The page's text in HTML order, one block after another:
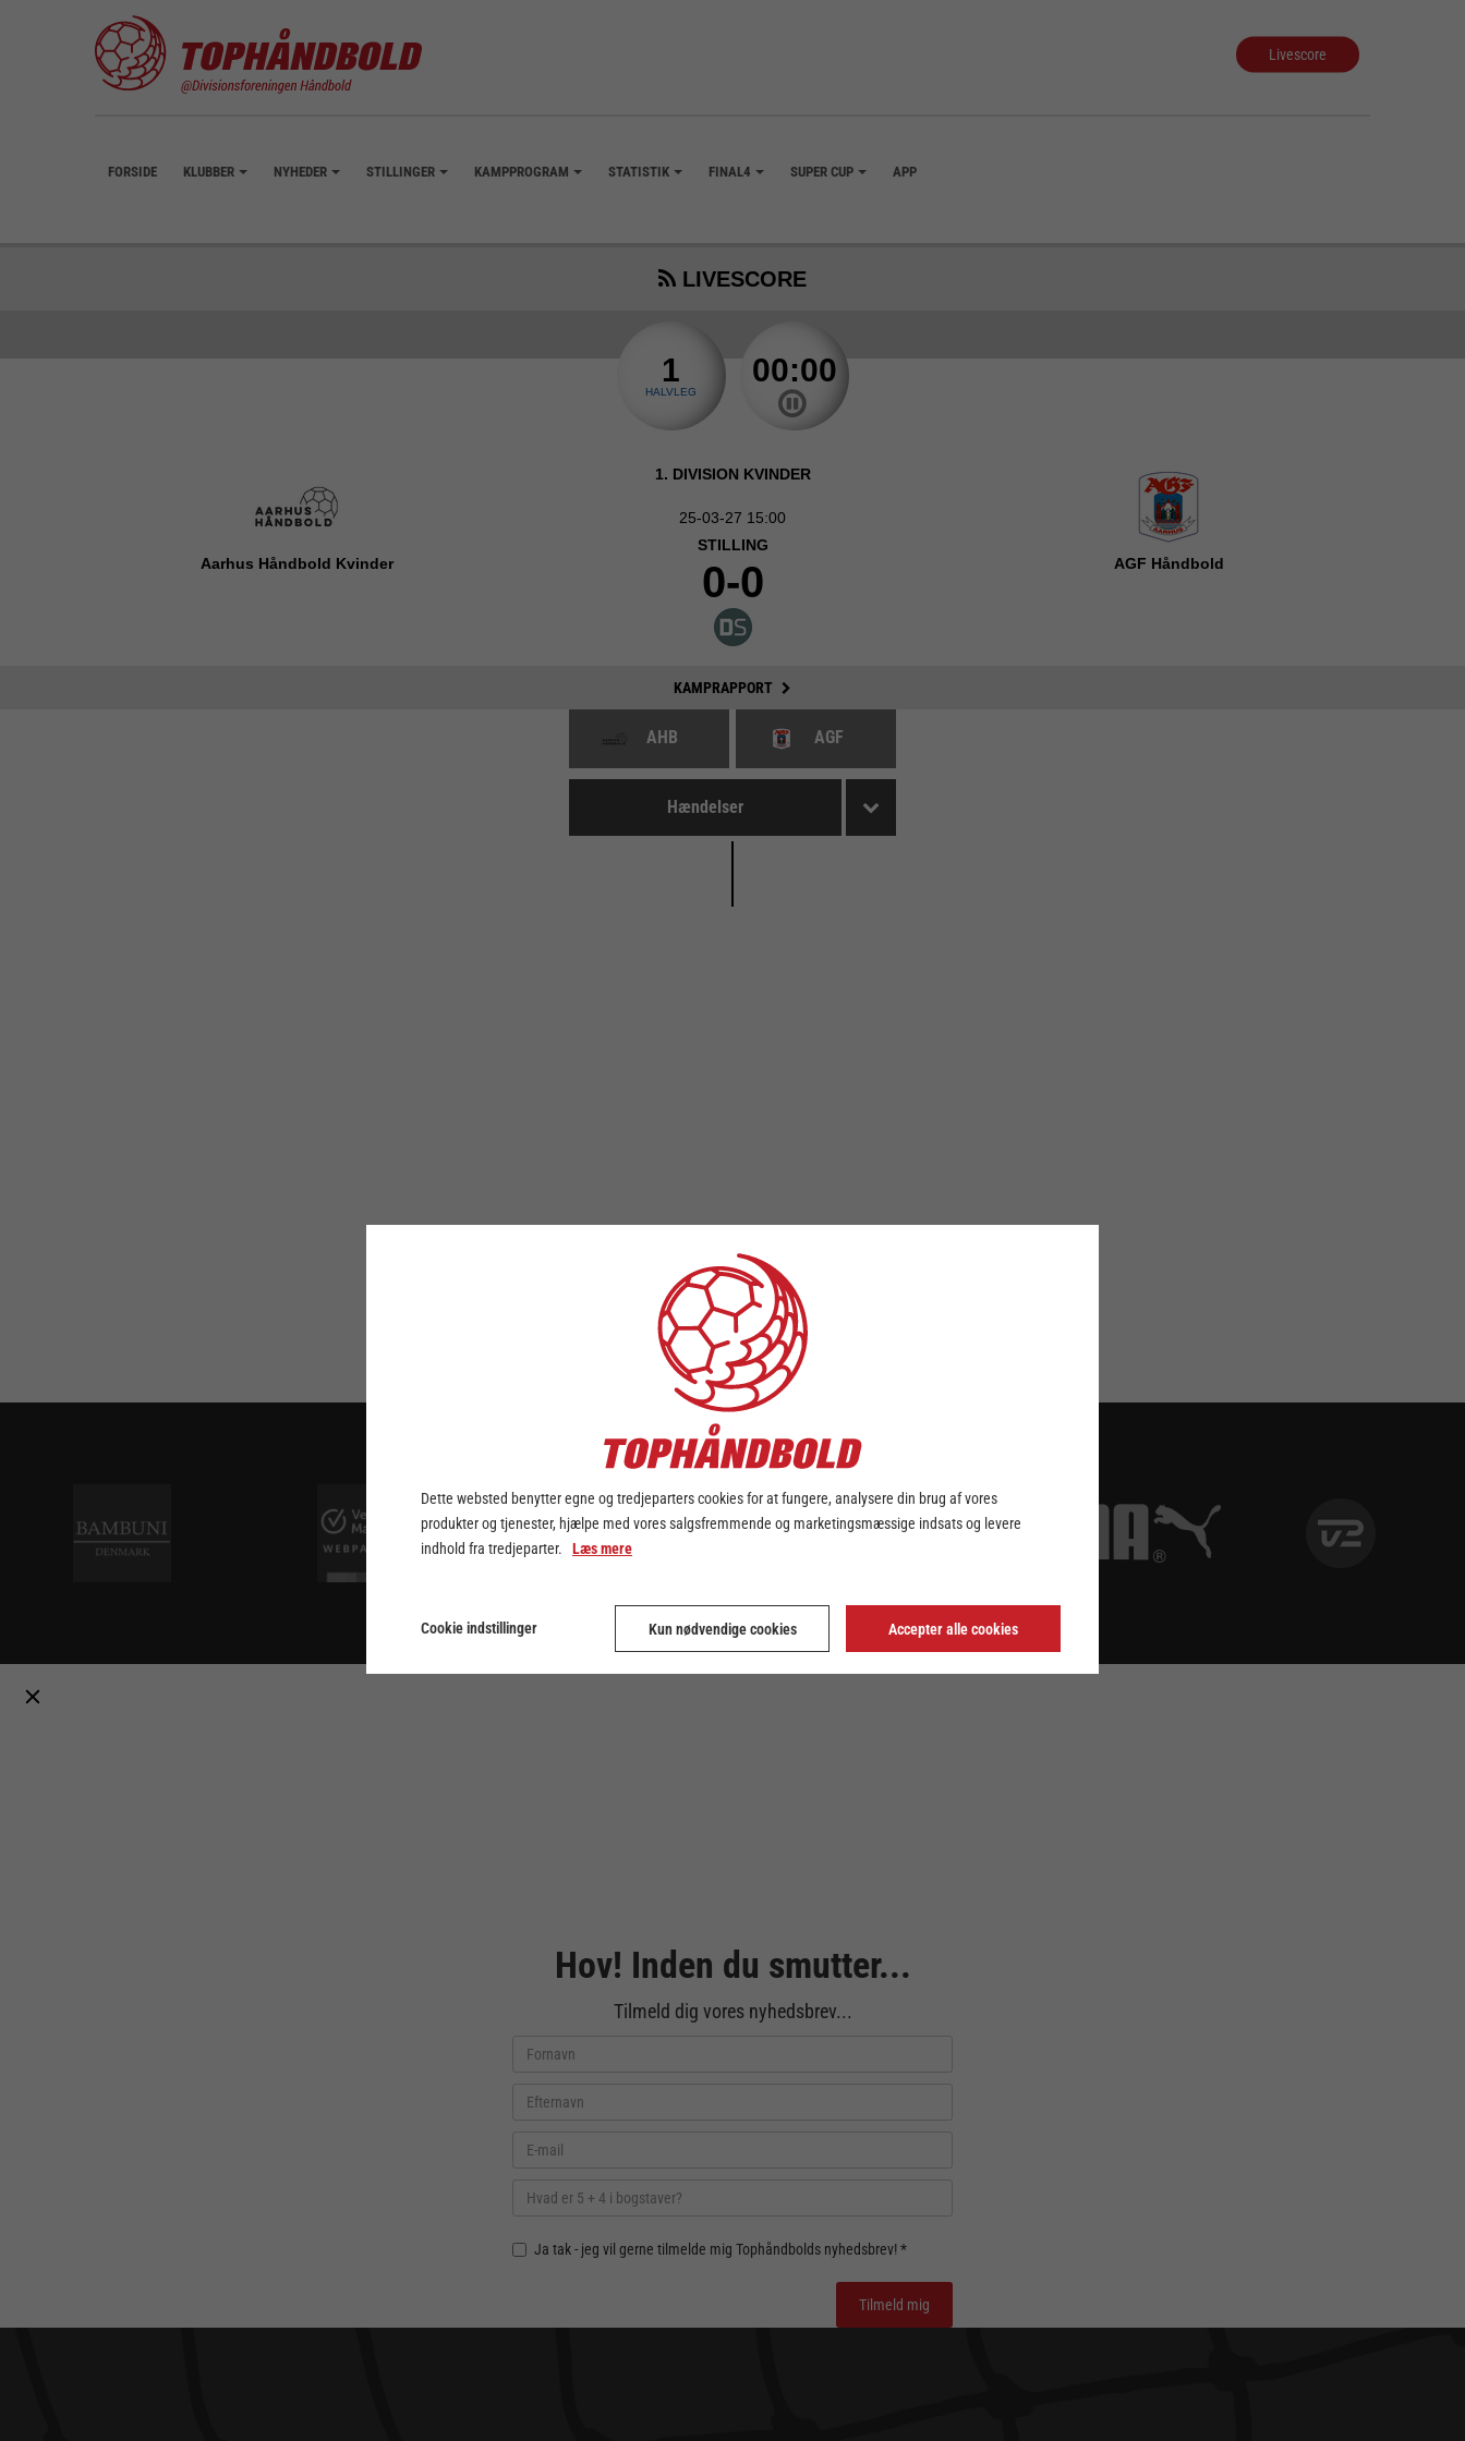
Livescore
FORSIDE KLUBBER NYHEDER STILLINGER KAMPPROGRAM STATISTIK FINAL4 SUPER CUP APP
LIVESCORE
1
HALVLEG
00:00
Aarhus Håndbold Kvinder
1. DIVISION KVINDER
25-03-27 15:00
STILLING
0-0 AGF Håndbold
KAMPRAPPORT
AHB AGF
Hændelser
Hov! Inden du smutter...
Tilmeld dig vores nyhedsbrev...
Ja tak - jeg vil gerne tilmelde mig Tophåndbolds nyhedsbrev! *
Dette websted benytter egne og tredjeparters cookies for at fungere, analysere din brug af vores
produkter og tjenester, hjælpe med vores salgsfremmende og marketingsmæssige indsats og levere
indhold fra tredjeparter. Læs mere
Cookie indstillinger Kun nødvendige cookies Accepter alle cookies